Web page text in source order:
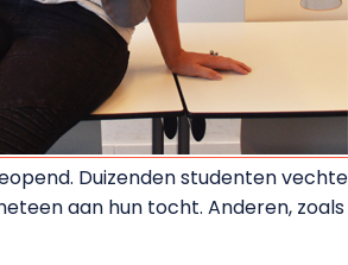
Duizenden studenten
aan hun tocht. Anderen,